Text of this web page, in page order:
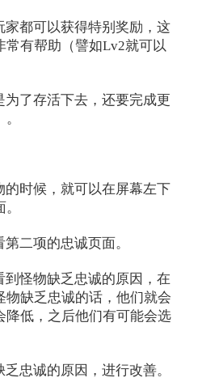
家都可以获得特别奖励，这
常有帮助（譬如Lv2就可以
为了存活下去，还要完成更
的时候，就可以在屏幕左下
二项的忠诚页面。
到怪物缺乏忠诚的原因，在
物缺乏忠诚的话，他们就会
降低，之后他们有可能会选
忠诚的原因，进行改善。